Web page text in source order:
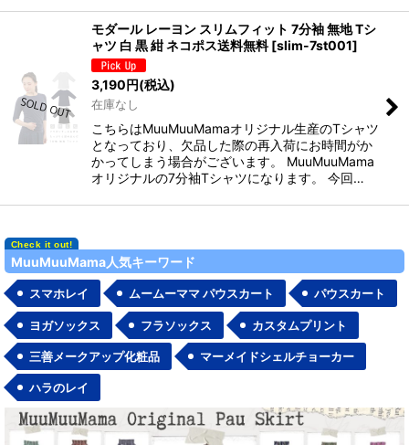
モダール レーヨン スリムフィット 7分袖 無地 Tシ
ャツ 白 黒 紺 ネコポス送料無料 [slim-7st001]
3,190円(税込)
在庫なし
こちらはMuuMuuMamaオリジナル生産のTシャツ
となっており、欠品した際の再入荷にお時間がか
かってしまう場合がございます。 MuuMuuMama
オリジナルの7分袖Tシャツになります。 今回…
MuuMuuMama人気キーワード
スマホレイ ムームーママ パウスカート パウスカート
ヨガソックス フラソックス カスタムプリント
三善メークアップ化粧品 マーメイドシェルチョーカー
ハラのレイ